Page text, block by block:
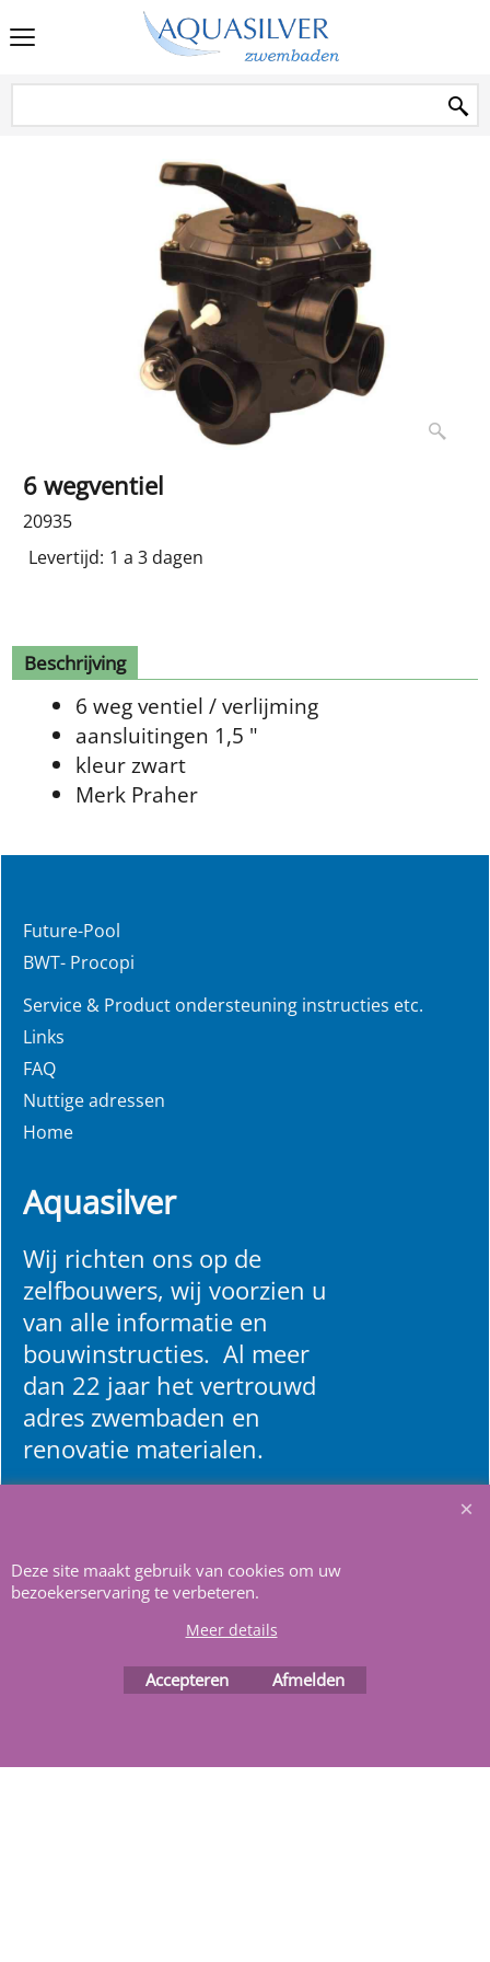
6 wegventiel
20935
Levertijd: 1 a 3 dagen
Beschrijving
6 weg ventiel / verlijming
aansluitingen 1,5 "
kleur zwart
Merk Praher
Future-Pool
BWT- Procopi
Service & Product ondersteuning instructies etc.
Links
FAQ
Nuttige adressen
Home
Aquasilver
Wij richten ons op de
zelfbouwers, wij voorzien u
van alle informatie en
bouwinstructies. Al meer
dan 22 jaar het vertrouwd
adres zwembaden en
renovatie materialen.
Deze site maakt gebruik van cookies om uw
bezoekerservaring te verbeteren.
Meer details
Accepteren Afmelden